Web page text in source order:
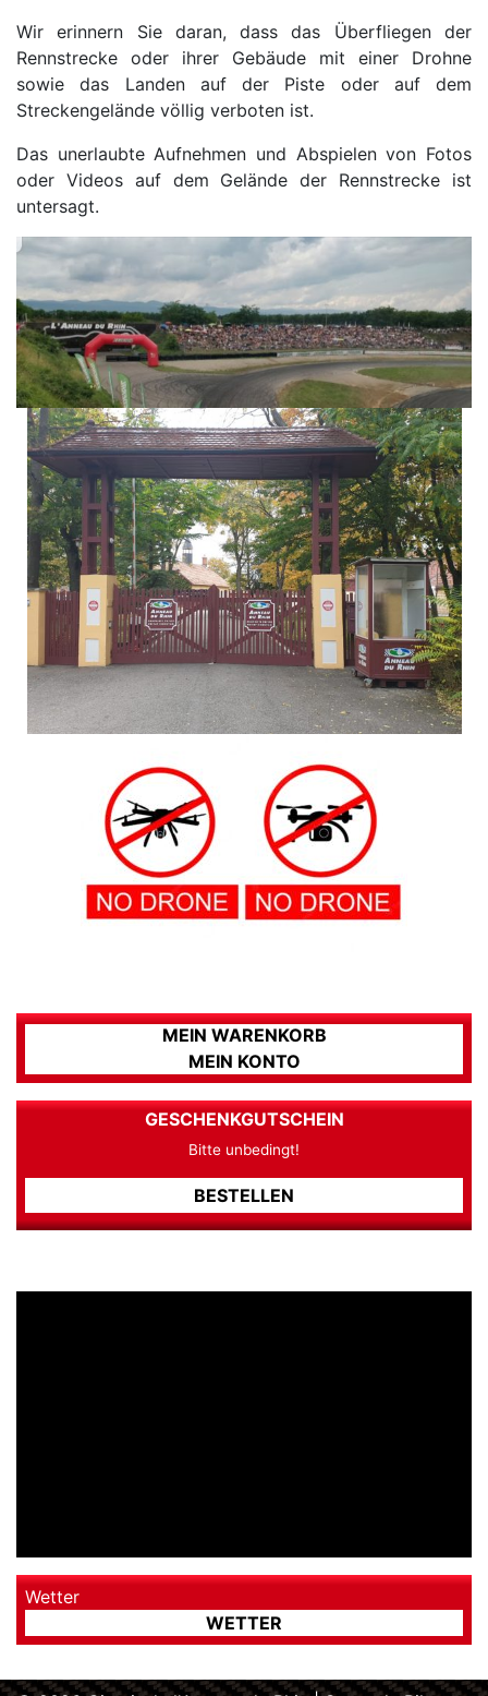
Wir erinnern Sie daran, dass das Überfliegen der
Rennstrecke oder ihrer Gebäude mit einer Drohne
sowie das Landen auf der Piste oder auf dem
Streckengelände völlig verboten ist.
Das unerlaubte Aufnehmen und Abspielen von Fotos
oder Videos auf dem Gelände der Rennstrecke ist
untersagt.
MEIN WARENKORB
MEIN KONTO
GESCHENKGUTSCHEIN
Bitte unbedingt!
BESTELLEN
Wetter
WETTER